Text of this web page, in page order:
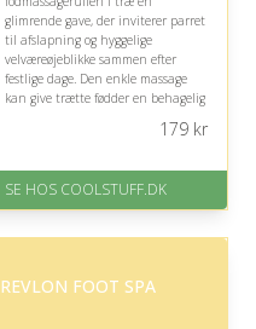
glimrende gave, der inviterer parret
til afslapning og hyggelige
velværeøjeblikke sammen efter
festlige dage. Den enkle massage
kan give trætte fødder en behagelig
På lager
Levering: Standard leveringstid
Fremragende Trustpilot rating
179kr
SE HOS COOLSTUFF.DK
REVLON FOOT SPA